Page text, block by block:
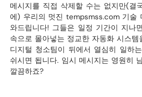
메시지를 직접 삭제할 수는 없지만(결
에) 우리의 멋진 tempsmss.com 기술
와드립니다! 그들은 일정 기간이 지나
속으로 몰아넣는 정교한 자동화 시스템
디지털 청소팀이 뒤에서 열심히 일하
쉬시면 됩니다. 임시 메시지는 영원히
깔끔하죠?